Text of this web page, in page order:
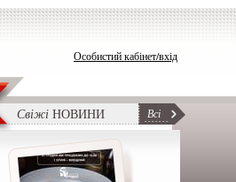
Особистий кабінет/вхід
Свіжі НОВИНИ Всі